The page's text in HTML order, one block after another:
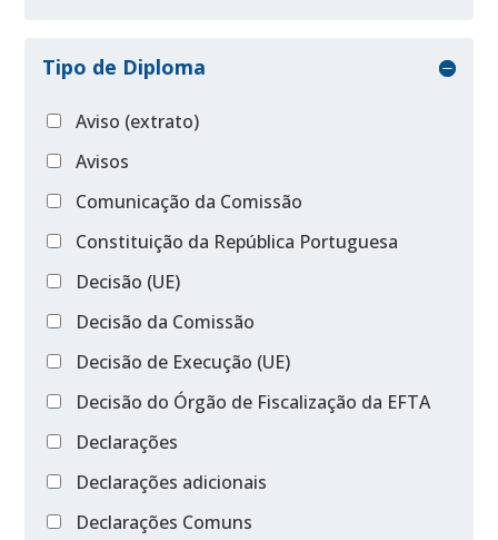
Tipo de Diploma
Aviso (extrato)
Avisos
Comunicação da Comissão
Constituição da República Portuguesa
Decisão (UE)
Decisão da Comissão
Decisão de Execução (UE)
Decisão do Órgão de Fiscalização da EFTA
Declarações
Declarações adicionais
Declarações Comuns